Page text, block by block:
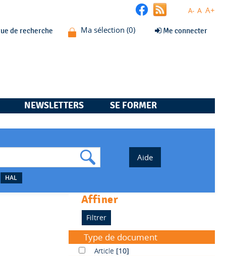
A- A A+
de recherche Me connecter
NEWSLETTERS SE FORMER
HAL
affiner
Type de document
ArticleArticle [10]